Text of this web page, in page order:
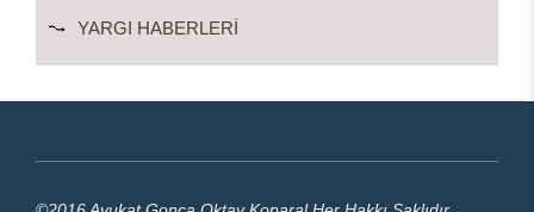
YARGI HABERLERI